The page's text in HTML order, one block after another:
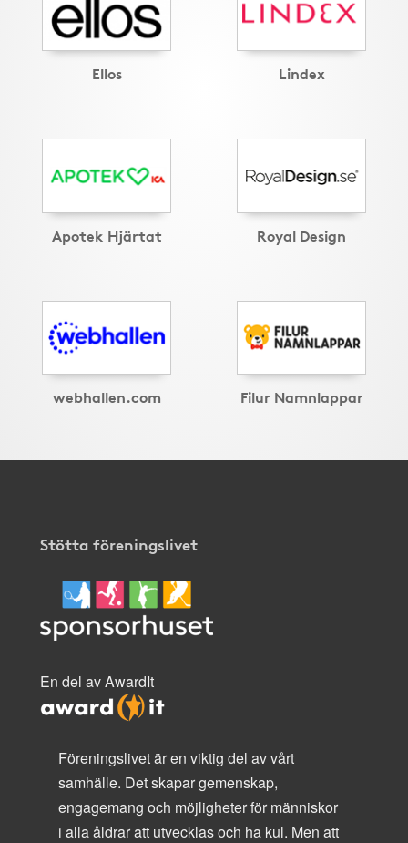
Ellos Lindex
Apotek Hjärtat Royal Design
webhallen.com Filur Namnlappar
Stötta föreningslivet
En del av AwardIt
Föreningslivet är en viktig del av vårt
samhälle. Det skapar gemenskap,
engagemang och möjligheter för människor
i alla åldrar att utvecklas och ha kul. Men att